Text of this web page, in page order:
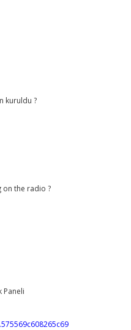
kuruldu ?
on the radio ?